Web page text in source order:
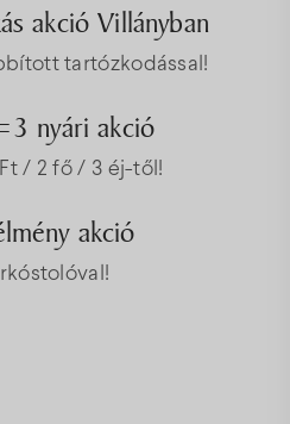
akció Villányban
tartózkodással!
nyári akció
/ 2 fő / 3 éj-től!
akció
Youtube